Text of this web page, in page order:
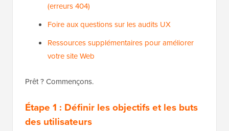
(erreurs 404)
Foire aux questions sur les audits UX
Ressources supplémentaires pour améliorer
votre site Web
Prêt ? Commençons.
Étape 1 : Définir les objectifs et les buts
des utilisateurs